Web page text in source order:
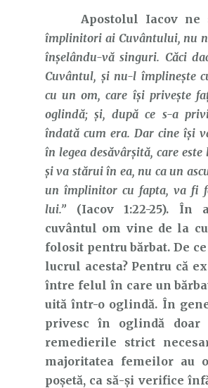
Apostolul Iacov ne
împlinitori ai Cuvântului, nu
înşelându-vă singuri. Căci
Cuvântul, şi nu-l împlineşte
cu un om, care îşi priveşte
oglindă; şi, după ce s-a
îndată cum era. Dar cine îşi
în legea desăvârşită, care este
şi va stărui în ea, nu ca un
un împlinitor cu fapta, va fi
lui.” (Iacov 1:22-25). În
cuvântul om vine de la
folosit pentru bărbat. De
lucrul acesta? Pentru că
între felul în care un
uită într-o oglindă. În
privesc în oglindă doar
remedierile strict
majoritatea femeilor au
poșetă, ca să-și verifice